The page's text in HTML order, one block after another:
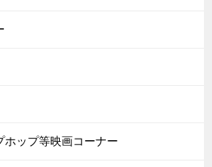
ップ等映画コーナー